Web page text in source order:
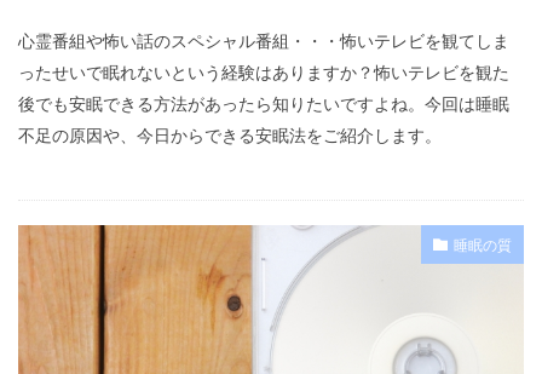
心霊番組や怖い話のスペシャル番組・・・怖いテレビを観てしま
ったせいで眠れないという経験はありますか？怖いテレビを観た
後でも安眠できる方法があったら知りたいですよね。今回は睡眠
不足の原因や、今日からできる安眠法をご紹介します。
睡眠の質